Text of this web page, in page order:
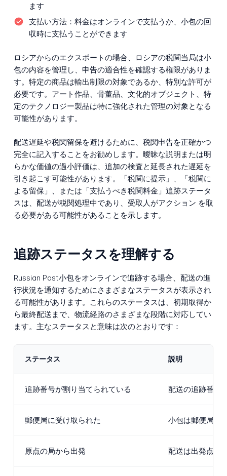
ます
支払い方法： 料金はオンラインで支払うか、小包の回
収時に支払うことができます
ロシアからのエクスポートの場合、ロシアの税関当局は小
包の内容を管理し、申告の適合性を確認する権限がありま
す。特定の商品は輸出制限の対象であるか、特別な許可が
必要です。アート作品、骨董品、文化的オブジェクト、特
定のテクノロジー製品は特に強化された管理の対象となる
可能性があります。
配送遅延や税関留保を避けるために、税関申告を正確かつ
完全に記入することをお勧めします。曖昧な説明または明
らかな価値の過小評価は、追加の検査と延長された遅延を
引き起こす可能性があります。「税関に提示」、「税関に
よる留保」、または「支払うべき税関料金」追跡ステータ
スは、配送が税関処理中であり、受取人がアクション を取
る必要がある可能性があることを示します。
追跡ステータスを理解する
Russian Post小包をオンラインで追跡する場合、配送の進
行状況を通知するためにさまざまなステータスが表示され
る可能性があります。これらのステータスは、初期取得か
ら最終配送まで、物流経路のさまざまな段階に対応してい
ます。主なステータスと意味は次のとおりです：
ステータス 説明
追跡番号が割り当てられている 配送の追跡番号
郵便局に受け取られた 小包は郵便局ま
原点の局から出発 配送は出発点を